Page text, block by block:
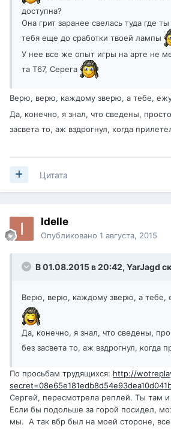
доступна?
Она грит заранее свелась туда где
тебя еще до сработки твоей лампы
У нее все же опыт игры на арте не
та Т67, Серега
Верю, верю, каждому зверю, а тебе,
Да, конечно, я знал, что сведены,
засвета то, аж вздрогнул, когда
Цитата
Idelle
Опубликовано 1 августа, 2015
В 01.08.2015 в 20:42, YarJagd
Верю, верю, каждому зверю, а тебе,
Да, конечно, я знал, что сведены,
без засвета то, аж вздрогнул, когда
По просьбам трудящихся: http://
Сергей, пересмотрела реплей. Ты там и
Если бы подольше за горой посидел,
мы. А так вбр был на моей стороне,